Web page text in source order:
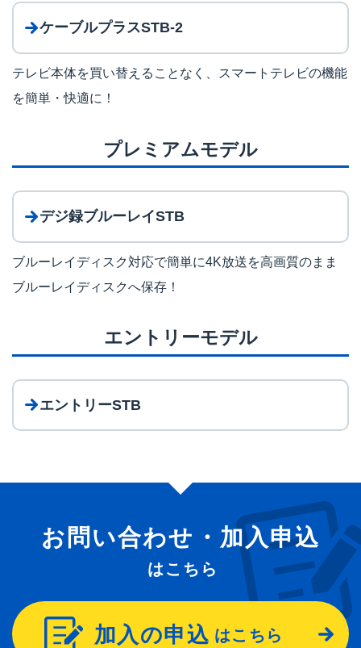
ケーブルプラスSTB-2
テレビ本体を買い替えることなく、スマートテレビの機能
を簡単・快適に！
プレミアムモデル
デジ録ブルーレイSTB
ブルーレイディスク対応で簡単に4K放送を高画質のまま
ブルーレイディスクへ保存！
エントリーモデル
エントリーSTB
お問い合わせ・加入申込
はこちら
加入の申込 はこちら